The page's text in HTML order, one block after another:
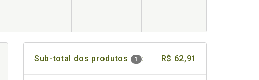
Sub-total dos produtos 1 : R$ 62,91